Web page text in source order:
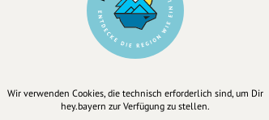
Wir verwenden Cookies, die technisch erforderlich sind, um Dir
hey.bayern zur Verfügung zu stellen.